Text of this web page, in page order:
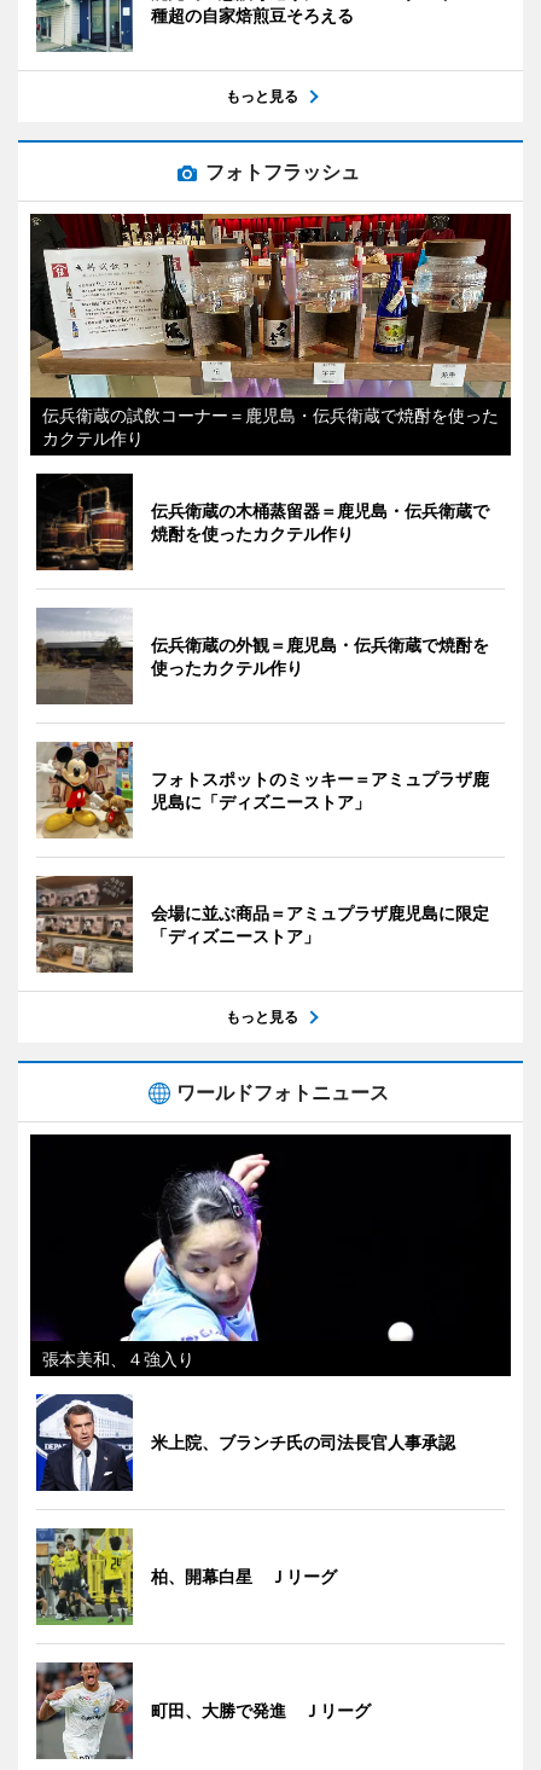
種超の自家焙煎豆そろえる
もっと見る
フォトフラッシュ
伝兵衛蔵の試飲コーナー＝鹿児島・伝兵衛蔵で焼酎を使った
カクテル作り
伝兵衛蔵の木桶蒸留器＝鹿児島・伝兵衛蔵で
焼酎を使ったカクテル作り
伝兵衛蔵の外観＝鹿児島・伝兵衛蔵で焼酎を
使ったカクテル作り
フォトスポットのミッキー＝アミュプラザ鹿
児島に「ディズニーストア」
会場に並ぶ商品＝アミュプラザ鹿児島に限定
「ディズニーストア」
もっと見る
ワールドフォトニュース
張本美和、４強入り
米上院、ブランチ氏の司法長官人事承認
柏、開幕白星 Ｊリーグ
町田、大勝で発進 Ｊリーグ